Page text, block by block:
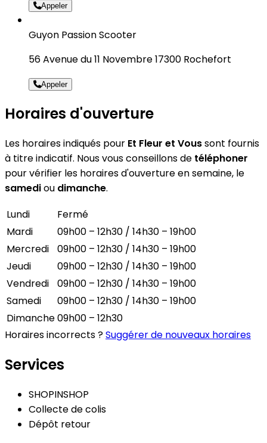
Appeler
Guyon Passion Scooter
56 Avenue du 11 Novembre 17300 Rochefort
Appeler
Horaires d'ouverture
Les horaires indiqués pour Et Fleur et Voussont fournis
à titre indicatif. Nous vous conseillons de téléphoner
pour vérifier les horaires d'ouverture en semaine, le
samediou dimanche.
Lundi
Fermé
Mardi
09h00 – 12h30 / 14h30 – 19h00
Mercredi
09h00 – 12h30 / 14h30 – 19h00
Jeudi
09h00 – 12h30 / 14h30 – 19h00
Vendredi
09h00 – 12h30 / 14h30 – 19h00
Samedi
09h00 – 12h30 / 14h30 – 19h00
Dimanche09h00 – 12h30
Horaires incorrects ?Suggérer de nouveaux horaires
Services
SHOPINSHOP
Collecte de colis
Dépôt retour